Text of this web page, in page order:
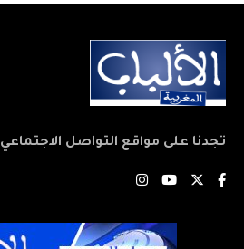
تجدنا على مواقع التواصل الاجتماعي